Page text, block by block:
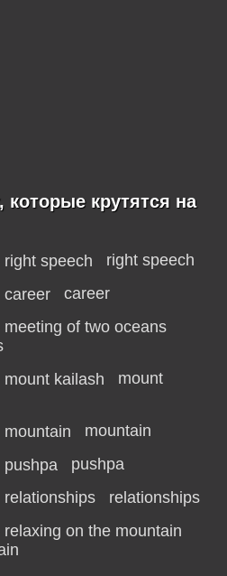
которые крутятся на
right speech
career
mount
mountain
pushpa
relationships